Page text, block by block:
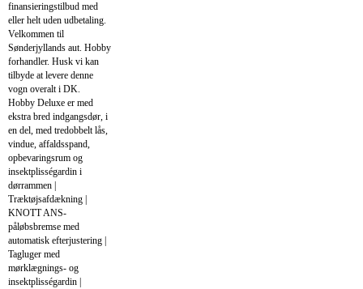
finansieringstilbud med
eller helt uden udbetaling.
Velkommen til
Sønderjyllands aut. Hobby
forhandler. Husk vi kan
tilbyde at levere denne
vogn overalt i DK.
Hobby Deluxe er med
ekstra bred indgangsdør, i
en del, med tredobbelt lås,
vindue, affaldsspand,
opbevaringsrum og
insektplisségardin i
dørrammen |
Træktøjsafdækning |
KNOTT ANS-
påløbsbremse med
automatisk efterjustering |
Tagluger med
mørklægnings- og
insektplisségardin |